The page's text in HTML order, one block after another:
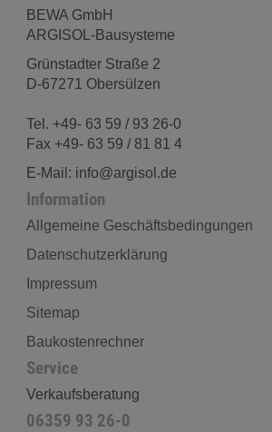
BEWA GmbH
ARGISOL-Bausysteme
Grünstadter Straße 2
D-67271 Obersülzen
Tel. +49- 63 59 / 93 26-0
Fax +49- 63 59 / 81 81 4
E-Mail: info@argisol.de
Information
Allgemeine Geschäftsbedingungen
Datenschutzerklärung
Impressum
Sitemap
Baukostenrechner
Service
Verkaufsberatung
06359 93 26-0